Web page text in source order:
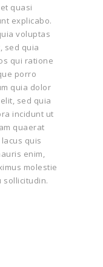
quasi
explicabo.
voluptas
sed quia
qui ratione
porro
quia dolor
sed quia
incidunt ut
quaerat
quis
enim,
molestie
sollicitudin.